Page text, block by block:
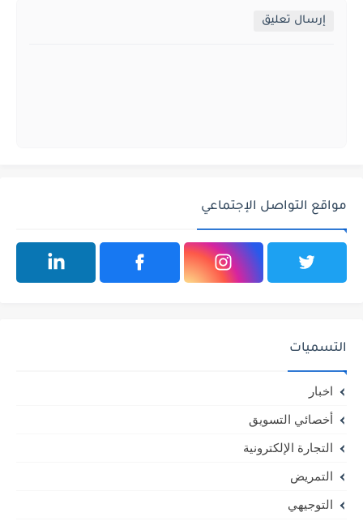
إرسال تعليق
مواقع التواصل الإجتماعي
التسميات
اخبار
أخصائي التسويق
التجارة الإلكترونية
التمريض
التوجيهي